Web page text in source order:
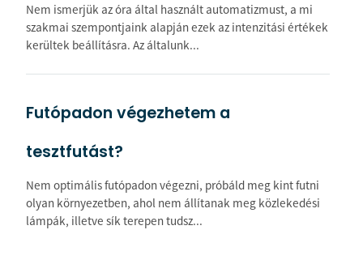
Nem ismerjük az óra által használt automatizmust, a mi
szakmai szempontjaink alapján ezek az intenzitási értékek
kerültek beállításra. Az általunk...
Futópadon végezhetem a
tesztfutást?
Nem optimális futópadon végezni, próbáld meg kint futni
olyan környezetben, ahol nem állítanak meg közlekedési
lámpák, illetve sík terepen tudsz...